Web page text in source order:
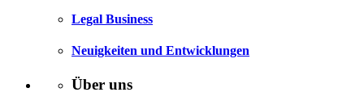
Legal Business
Neuigkeiten und Entwicklungen
Über uns